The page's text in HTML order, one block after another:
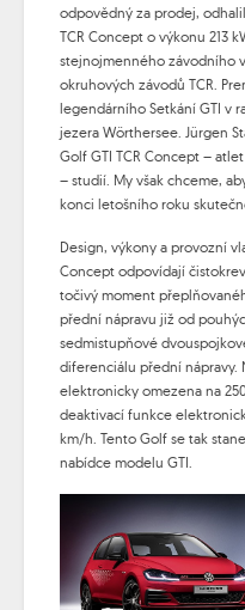
odpovědný za prodej,
TCR Concept o výkonu 213
stejnojmenného závodního
okruhových závodů TCR.
legendárního Setkání GTI v
jezera Wörthersee. Jürgen
Golf GTI TCR Concept –
– studií. My však chceme,
konci letošního roku
Design, výkony a provozní
Concept odpovídají
točivý moment
přední nápravu již od
sedmistupňové
diferenciálu přední nápravy.
elektronicky omezena na
deaktivací funkce
km/h. Tento Golf se tak
nabídce modelu GTI.